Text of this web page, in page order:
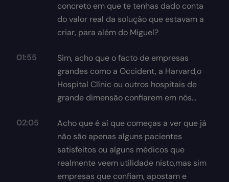
concreto em que te tenhas dado conta
do valor real da solução que estavam a
criar, para além do Miguel?
01:55
Sim, acho que o facto de empresas
grandes como a Occident, a Harvard,o
Hospital Clínic ou outros hospitais de
grande dimensão confiarem em nós...
02:05
Acho que é aí que começas a ver que já
não são apenas alguns pacientes
satisfeitos ou alguns médicos que
realmente veem utilidade nisto,mas sim
empresas que confiam, apostam e